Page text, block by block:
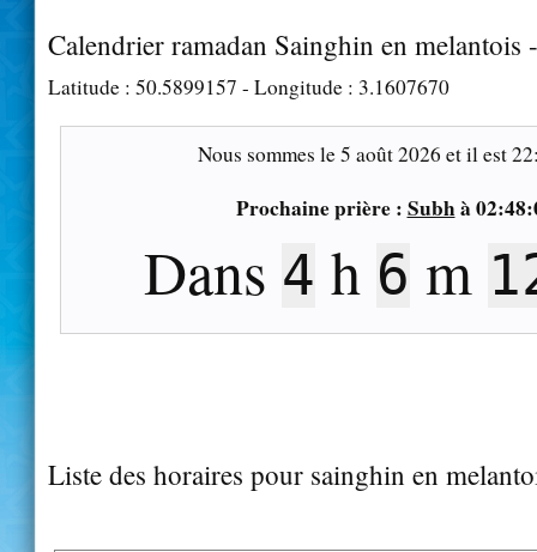
Calendrier ramadan Sainghin en melantois
Latitude : 50.5899157 - Longitude : 3.1607670
Nous sommes le5 août 2026 et il est
Prochaine prière : Subhà
Dans 4 h 6 m
Liste des horaires pour sainghin en